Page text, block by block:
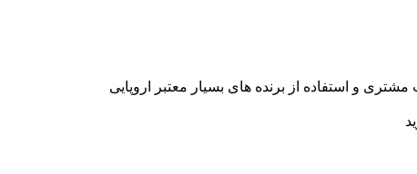
و استفاده از برنده های بسیار معتبر اروپایی